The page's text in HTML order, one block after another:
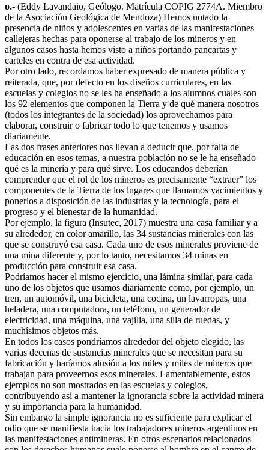
o.- (Eddy Lavandaio, Geólogo. Matrícula COPIG 2774A. Miembro
de la Asociación Geológica de Mendoza) Hemos notado la
presencia de niños y adolescentes en varias de las manifestaciones
callejeras hechas para oponerse al trabajo de los mineros y en
algunos casos hasta hemos visto a niños portando pancartas y
carteles en contra de esa actividad.
Por otro lado, recordamos haber expresado de manera pública y
reiterada, que, por defecto en los diseños curriculares, en las
escuelas y colegios no se les ha enseñado a los alumnos cuales son
los 92 elementos que componen la Tierra y de qué manera nosotros
(todos los integrantes de la sociedad) los aprovechamos para
elaborar, construir o fabricar todo lo que tenemos y usamos
diariamente.
Las dos frases anteriores nos llevan a deducir que, por falta de
educación en esos temas, a nuestra población no se le ha enseñado
qué es la minería y para qué sirve. Los educandos deberían
comprender que el rol de los mineros es precisamente “extraer” los
componentes de la Tierra de los lugares que llamamos yacimientos y
ponerlos a disposición de las industrias y la tecnología, para el
progreso y el bienestar de la humanidad.
Por ejemplo, la figura (Insutec, 2017) muestra una casa familiar y a
su alrededor, en color amarillo, las 34 sustancias minerales con las
que se construyó esa casa. Cada uno de esos minerales proviene de
una mina diferente y, por lo tanto, necesitamos 34 minas en
producción para construir esa casa.
Podríamos hacer el mismo ejercicio, una lámina similar, para cada
uno de los objetos que usamos diariamente como, por ejemplo, un
tren, un automóvil, una bicicleta, una cocina, un lavarropas, una
heladera, una computadora, un teléfono, un generador de
electricidad, una máquina, una vajilla, una silla de ruedas, y
muchísimos objetos más.
En todos los casos pondríamos alrededor del objeto elegido, las
varias decenas de sustancias minerales que se necesitan para su
fabricación y haríamos alusión a los miles y miles de mineros que
trabajan para proveernos esos minerales. Lamentablemente, estos
ejemplos no son mostrados en las escuelas y colegios,
contribuyendo así a mantener la ignorancia sobre la actividad minera
y su importancia para la humanidad.
Sin embargo la simple ignorancia no es suficiente para explicar el
odio que se manifiesta hacia los trabajadores mineros argentinos en
las manifestaciones antimineras. En otros escenarios relacionados